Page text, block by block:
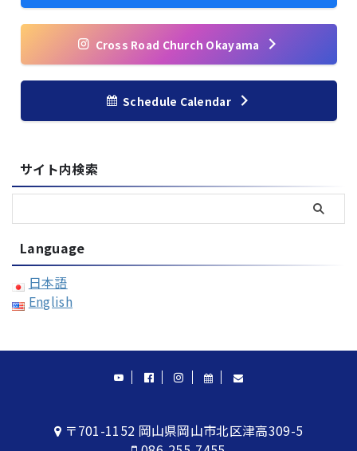
Cross Road Church Okayama
Schedule Calendar
サイト内検索
Language
日本語
English
〒701-1152 岡山県岡山市北区津高309-5